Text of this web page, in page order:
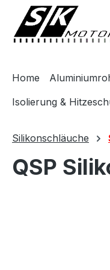
Zur
Home
Isolierung &
Silikonschläuche
QSP